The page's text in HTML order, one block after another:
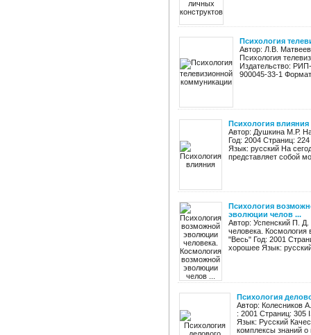
Психология
Автор: Л.В.
Психология
Издательство:
900045-33-1
Психология влияния
Автор: Душкина М.Р.
Год: 2004 Страниц:
Язык: русский На
представляет собой
Психология
эволюции челов ...
Автор: Успенский П.
человека.
"Весь" Год: 2001
хорошее Язык:
Психология
Автор: Колесников
: 2001 Страниц: 305
Язык: Русский
комплексы знаний